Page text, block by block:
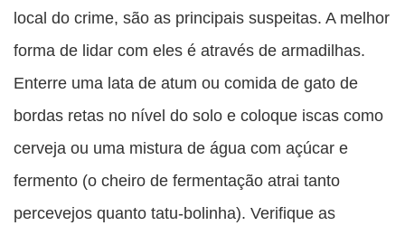
local do crime, são as principais suspeitas. A melhor
forma de lidar com eles é através de armadilhas.
Enterre uma lata de atum ou comida de gato de
bordas retas no nível do solo e coloque iscas como
cerveja ou uma mistura de água com açúcar e
fermento (o cheiro de fermentação atrai tanto
percevejos quanto tatu-bolinha). Verifique as